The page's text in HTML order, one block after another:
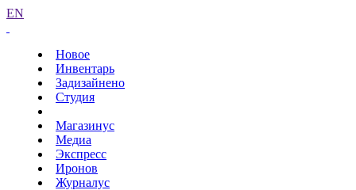
EN
Новое
Инвентарь
Задизайнено
Студия
Магазинус
Медиа
Экспресс
Иронов
Журналус